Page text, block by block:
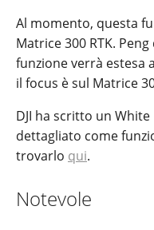
Al momento, questa
Matrice 300 RTK.
funzione verrà estesa
il focus è sul Matrice
DJI ha scritto un
dettagliato come
trovarlo qui.
Notevole